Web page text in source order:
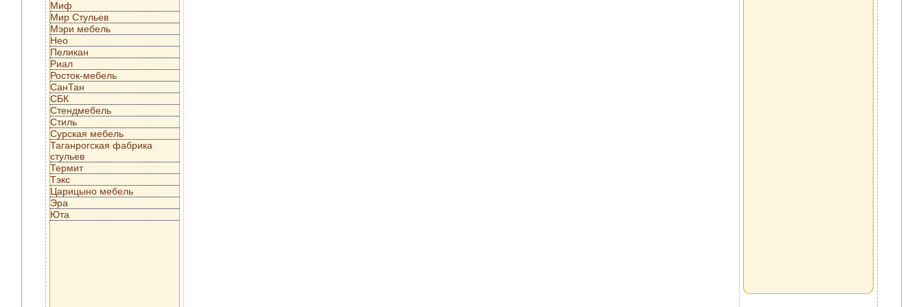
Миф
Мир Стульев
Мэри мебель
Нео
Пеликан
Риал
Росток-мебель
СанТан
СБК
Стендмебель
Стиль
Сурская мебель
Таганрогская фабрика
стульев
Термит
Тэкс
Царицыно мебель
Эра
Юта